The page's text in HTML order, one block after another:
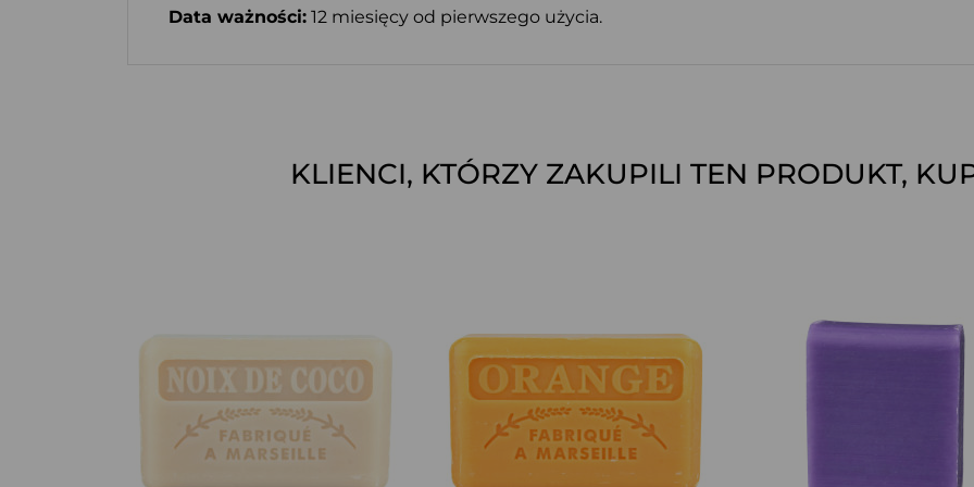
Data ważności: 12 miesięcy od pierwszego użycia.
KLIENCI, KTÓRZY ZAKUPILI TEN PRODUKT,
SZYBKI PODGLĄD SZYBKI PODGLĄD SZYBKI PODGLĄD